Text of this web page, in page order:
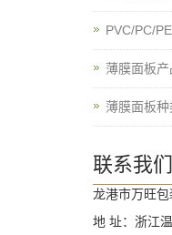
PVC/PC/
薄膜面板
薄膜面板种
联系我们
龙港市万旺包
地 址：浙江